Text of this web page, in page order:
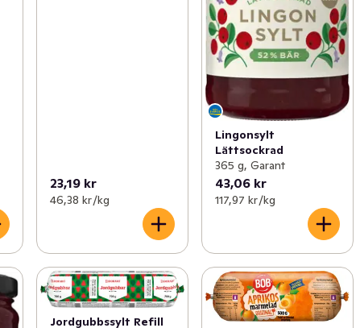
23,19 kr
46,38 kr /kg
Lingonsylt
Lättsockrad
365 g, Garant
43,06 kr
117,97 kr /kg
Jordgubbssylt Refill